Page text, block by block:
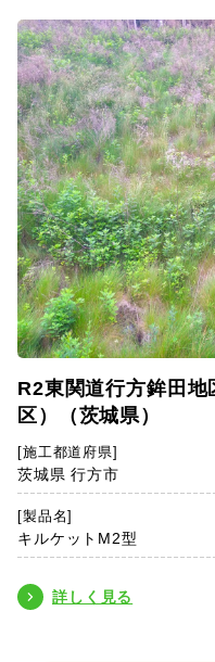
R2東関道行方鉾田
区）（茨城県）
[施工都道府県]
茨城県 行方市
[製品名]
キルケットM2型
詳しく見る